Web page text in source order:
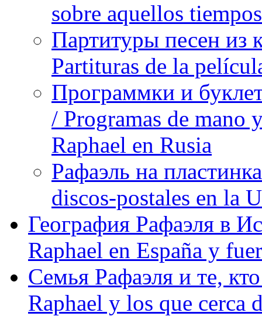
sobre aquellos
Партитуры песен из
Partituras de la
Программки и
/ Programas de mano
Raphael en Rusia
Рафаэль на
discos-postales en la
География Рафаэля в
Raphael en España y
Семья Рафаэля и те,
Raphael y los que cerca